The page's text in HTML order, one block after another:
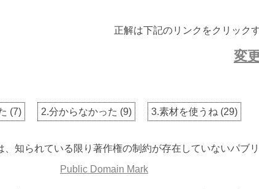
正解は下記のリンクをクリック
変
(7) 2.分からなかった (9) 3.素材を使うね (29)
知られている限り著作権の制約が存在していないパブ